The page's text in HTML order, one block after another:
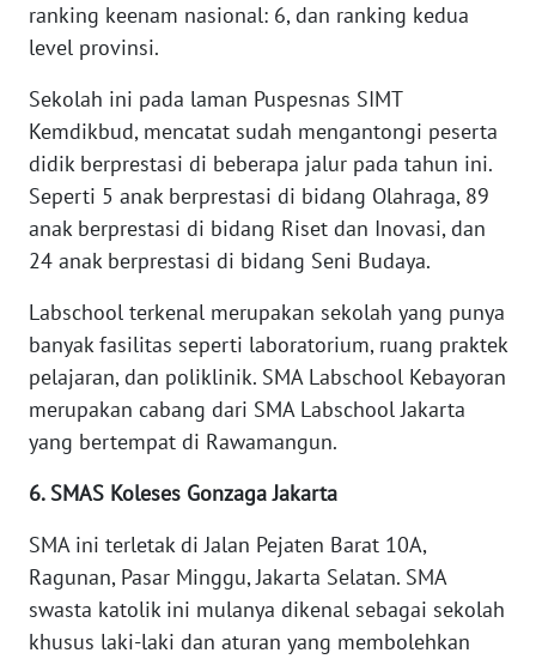
ranking keenam nasional: 6, dan ranking kedua
level provinsi.
Sekolah ini pada laman Puspesnas SIMT
Kemdikbud, mencatat sudah mengantongi peserta
didik berprestasi di beberapa jalur pada tahun ini.
Seperti 5 anak berprestasi di bidang Olahraga, 89
anak berprestasi di bidang Riset dan Inovasi, dan
24 anak berprestasi di bidang Seni Budaya.
Labschool terkenal merupakan sekolah yang punya
banyak fasilitas seperti laboratorium, ruang praktek
pelajaran, dan poliklinik. SMA Labschool Kebayoran
merupakan cabang dari SMA Labschool Jakarta
yang bertempat di Rawamangun.
6. SMAS Koleses Gonzaga Jakarta
SMA ini terletak di Jalan Pejaten Barat 10A,
Ragunan, Pasar Minggu, Jakarta Selatan. SMA
swasta katolik ini mulanya dikenal sebagai sekolah
khusus laki-laki dan aturan yang membolehkan
WN
BOGOR
WN
DEPOK
WN
TAPANULI
UTARA
SAMOSIR
WN
PADANG
LAWAS
WN
WN
CIANJUR